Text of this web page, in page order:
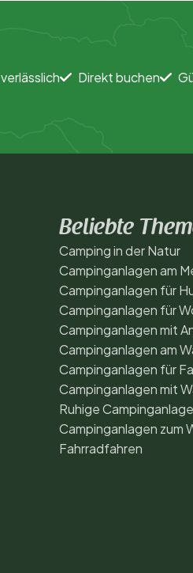
Direkt buchen
Beliebte
Camping in der Natur
Campinganlagen am
Campinganlagen für
Campinganlagen für
Campinganlagen mit
Campinganlagen am
Campinganlagen für
Campinganlagen mit
Ruhige
Campinganlagen zum
Fahrradfahren